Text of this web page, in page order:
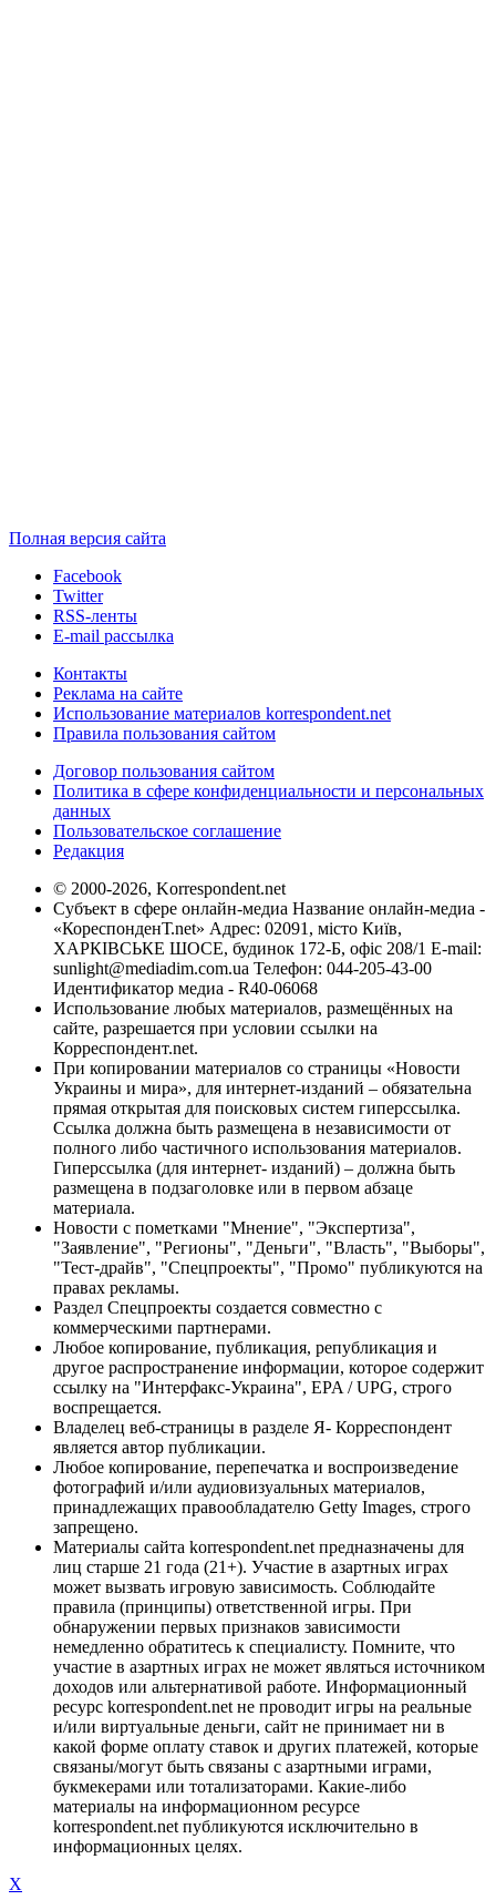
Полная версия сайта
Facebook
Twitter
RSS-ленты
E-mail рассылка
Контакты
Реклама на сайте
Использование материалов korrespondent.net
Правила пользования сайтом
Договор пользования сайтом
Политика в сфере конфиденциальности и персональных
данных
Пользовательское соглашение
Редакция
© 2000-2026, Korrespondent.net
Субъект в сфере онлайн-медиа Название онлайн-медиа -
«КореспонденТ.net» Адрес: 02091, місто Київ,
ХАРКІВСЬКЕ ШОСЕ, будинок 172-Б, офіс 208/1 E-mail:
sunlight@mediadim.com.ua Телефон: 044-205-43-00
Идентификатор медиа - R40-06068
Использование любых материалов, размещённых на
сайте, разрешается при условии ссылки на
Корреспондент.net.
При копировании материалов со страницы «Новости
Украины и мира», для интернет-изданий – обязательна
прямая открытая для поисковых систем гиперссылка.
Ссылка должна быть размещена в независимости от
полного либо частичного использования материалов.
Гиперссылка (для интернет- изданий) – должна быть
размещена в подзаголовке или в первом абзаце
материала.
Новости с пометками "Мнение", "Экспертиза",
"Заявление", "Регионы", "Деньги", "Власть", "Выборы",
"Тест-драйв", "Спецпроекты", "Промо" публикуются на
правах рекламы.
Раздел Спецпроекты создается совместно с
коммерческими партнерами.
Любое копирование, публикация, републикация и
другое распространение информации, которое содержит
ссылку на "Интерфакс-Украина", EPA / UPG, строго
воспрещается.
Владелец веб-страницы в разделе Я- Корреспондент
является автор публикации.
Любое копирование, перепечатка и воспроизведение
фотографий и/или аудиовизуальных материалов,
принадлежащих правообладателю Getty Images, строго
запрещено.
Материалы сайта korrespondent.net предназначены для
лиц старше 21 года (21+). Участие в азартных играх
может вызвать игровую зависимость. Соблюдайте
правила (принципы) ответственной игры. При
обнаружении первых признаков зависимости
немедленно обратитесь к специалисту. Помните, что
участие в азартных играх не может являться источником
доходов или альтернативой работе. Информационный
ресурс korrespondent.net не проводит игры на реальные
и/или виртуальные деньги, сайт не принимает ни в
какой форме оплату ставок и других платежей, которые
связаны/могут быть связаны с азартными играми,
букмекерами или тотализаторами. Какие-либо
материалы на информационном ресурсе
korrespondent.net публикуются исключительно в
информационных целях.
X